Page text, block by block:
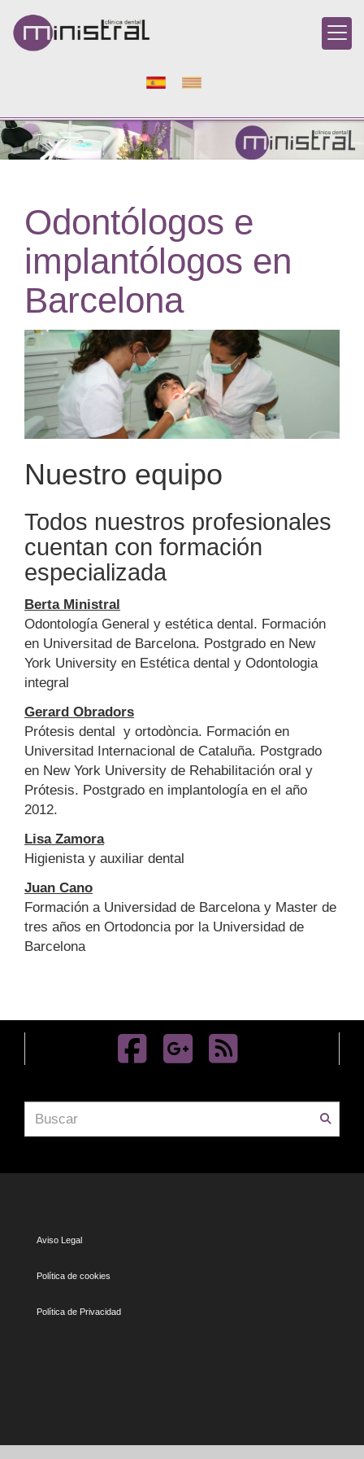
Odontólogos e
implantólogos en
Barcelona
Nuestro equipo
Todos nuestros profesionales
cuentan con formación
especializada
Berta Ministral
Odontología General y estética dental. Formación
en Universitad de Barcelona. Postgrado en New
York University en Estética dental y Odontologia
integral
Gerard Obradors
Prótesis dental y ortodòncia. Formación en
Universitad Internacional de Cataluña. Postgrado
en New York University de Rehabilitación oral y
Prótesis. Postgrado en implantología en el año
2012.
Lisa Zamora
Higienista y auxiliar dental
Juan Cano
Formación a Universidad de Barcelona y Master de
tres años en Ortodoncia por la Universidad de
Barcelona
Aviso Legal
Política de cookies
Política de Privacidad